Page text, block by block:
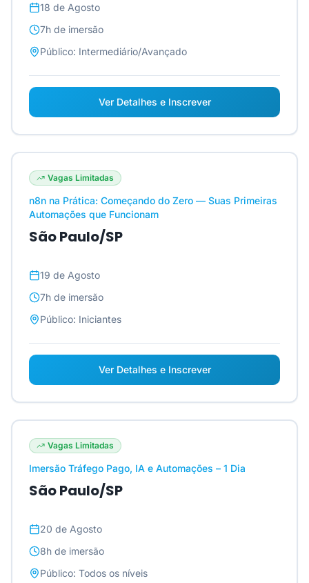
18 de Agosto
7h de imersão
Público: Intermediário/Avançado
Ver Detalhes e Inscrever
Vagas Limitadas
n8n na Prática: Começando do Zero — Suas Primeiras
Automações que Funcionam
São Paulo/SP
19 de Agosto
7h de imersão
Público: Iniciantes
Ver Detalhes e Inscrever
Vagas Limitadas
Imersão Tráfego Pago, IA e Automações – 1 Dia
São Paulo/SP
20 de Agosto
8h de imersão
Público: Todos os níveis